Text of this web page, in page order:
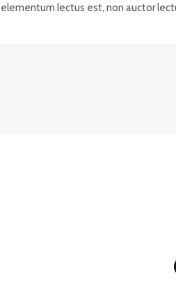
elementum lectus est, non auctor